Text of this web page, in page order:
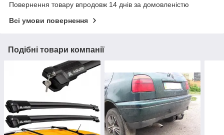
Повернення товару впродовж 14 днів за домовленістю
Всі умови повернення
Подібні товари компанії